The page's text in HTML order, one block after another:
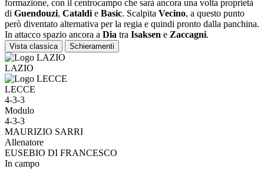
formazione, con il centrocampo che sarà ancora una volta proprietà
di Guendouzi, Cataldi e Basic. Scalpita Vecino, a questo punto
però diventato alternativa per la regia e quindi pronto dalla panchina.
In attacco spazio ancora a Dia tra Isaksen e Zaccagni.
Vista classica Schieramenti
LAZIO
LECCE
4-3-3
Modulo
4-3-3
MAURIZIO SARRI
Allenatore
EUSEBIO DI FRANCESCO
In campo